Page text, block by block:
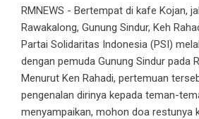
RMNEWS - Bertempat di kafe Kojan,
Rawakalong, Gunung Sindur, Keh
Partai Solidaritas Indonesia (PSI)
dengan pemuda Gunung Sindur pada
Menurut Ken Rahadi, pertemuan
pengenalan dirinya kepada teman-
menyampaikan, mohon doa restunya